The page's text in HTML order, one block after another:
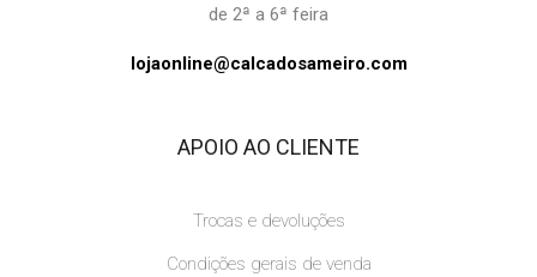
de 2ª a 6ª feira
lojaonline@calcadosameiro.com
APOIO AO CLIENTE
Trocas e devoluções
Condições gerais de venda